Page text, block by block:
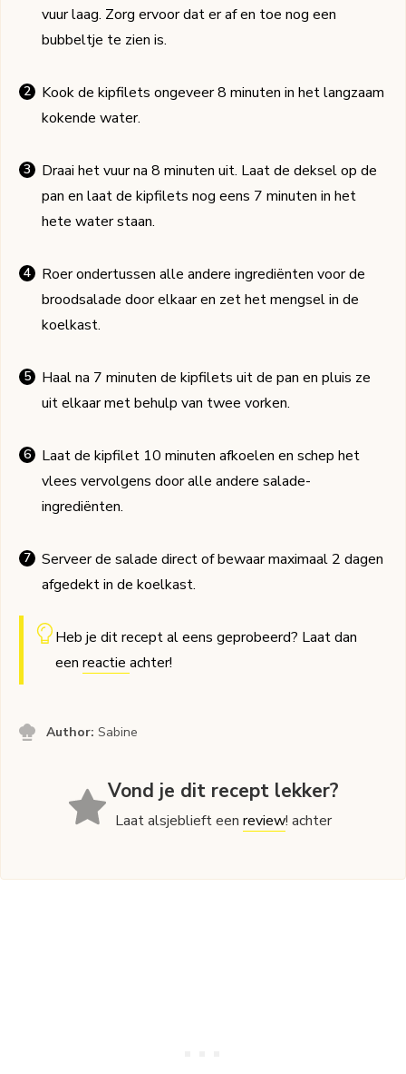
vuur laag. Zorg ervoor dat er af en toe nog een
bubbeltje te zien is.
Kook de kipfilets ongeveer 8 minuten in het langzaam
kokende water.
Draai het vuur na 8 minuten uit. Laat de deksel op de
pan en laat de kipfilets nog eens 7 minuten in het
hete water staan.
Roer ondertussen alle andere ingrediënten voor de
broodsalade door elkaar en zet het mengsel in de
koelkast.
Haal na 7 minuten de kipfilets uit de pan en pluis ze
uit elkaar met behulp van twee vorken.
Laat de kipfilet 10 minuten afkoelen en schep het
vlees vervolgens door alle andere salade-
ingrediënten.
Serveer de salade direct of bewaar maximaal 2 dagen
afgedekt in de koelkast.
Heb je dit recept al eens geprobeerd? Laat dan
een reactie achter!
Author:Sabine
Vond je dit recept lekker?
Laat alsjeblieft eenreview! achter